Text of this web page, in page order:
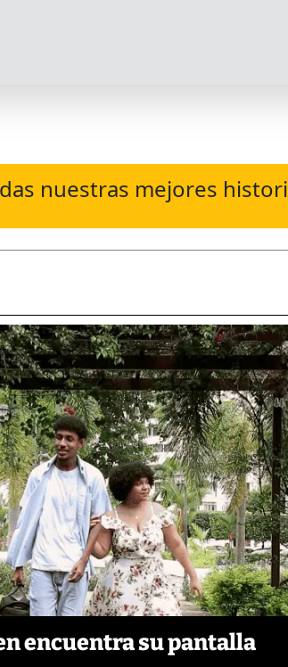
nuestras mejores
encuentra su pantalla​